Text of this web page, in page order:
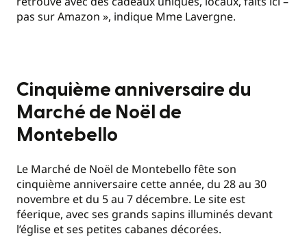
pas sur Amazon », indique Mme Lavergne.
Cinquième anniversaire du
Marché de Noël de
Montebello
Le Marché de Noël de Montebello fête son
cinquième anniversaire cette année, du 28 au 30
novembre et du 5 au 7 décembre. Le site est
féerique, avec ses grands sapins illuminés devant
l’église et ses petites cabanes décorées.